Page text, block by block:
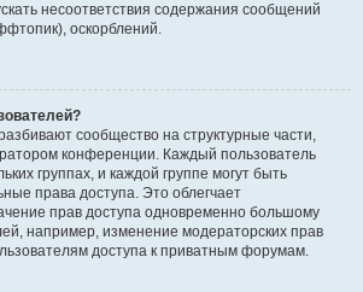
несоответствия содержания сообщений
оскорблений.
сообщество на структурные части,
конференции. Каждый пользователь
группах, и каждой группе могут быть
права доступа. Это облегчает
прав доступа одновременно большому
например, изменение модераторских прав
доступа к приватным форумам.